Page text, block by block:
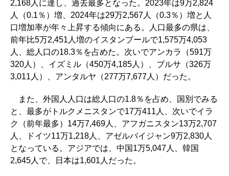
2,168人に達し、過去最多となった。2023年は9万2,824
人（0.1％）増、2024年は29万2,567人（0.3％）増と人
口増加率が年々上昇する傾向にある。人口最多の県は、
前年比5万2,451人増のイスタンブールで1,575万4,053
人、総人口の18.3％を占めた。次いでアンカラ（591万
320人）、イズミル（450万4,185人）、ブルサ（326万
3,011人）、アンタルヤ（277万7,677人）だった。
また、外国人人口は総人口の1.8％を占め、国別でみる
と、最多がトルクメニスタンで17万411人、次いでイラ
ク（前年最多）14万7,469人、アフガニスタン13万2,707
人、ドイツ11万1,218人、アゼルバイジャン9万2,830人
となっている。アジアでは、中国1万5,047人、韓国
2,645人で、日本は1,601人だった。